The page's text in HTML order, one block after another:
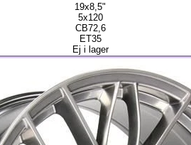
19x8,5"
5x120
CB72,6
ET35
Ej i lager